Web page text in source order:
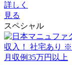
詳しく
見る
スペシャル